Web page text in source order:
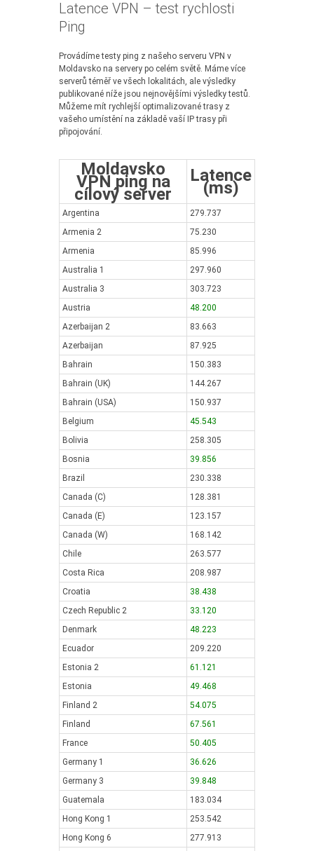
Latence VPN – test rychlosti
Ping
Provádíme testy ping z našeho serveru VPN v
Moldavsko na servery po celém světě. Máme více
serverů téměř ve všech lokalitách, ale výsledky
publikované níže jsou nejnovějšími výsledky testů.
Můžeme mít rychlejší optimalizované trasy z
vašeho umístění na základě vaší IP trasy při
připojování.
Moldavsko
VPN ping na
cílový server
Latence
(ms)
Argentina
279.737
Armenia 2
75.230
Armenia
85.996
Australia 1
297.960
Australia 3
303.723
Austria
48.200
Azerbaijan 2
83.663
Azerbaijan
87.925
Bahrain
150.383
Bahrain (UK)
144.267
Bahrain (USA)
150.937
Belgium
45.543
Bolivia
258.305
Bosnia
39.856
Brazil
230.338
Canada (C)
128.381
Canada (E)
123.157
Canada (W)
168.142
Chile
263.577
Costa Rica
208.987
Croatia
38.438
Czech Republic 2
33.120
Denmark
48.223
Ecuador
209.220
Estonia 2
61.121
Estonia
49.468
Finland 2
54.075
Finland
67.561
France
50.405
Germany 1
36.626
Germany 3
39.848
Guatemala
183.034
Hong Kong 1
253.542
Hong Kong 6
277.913